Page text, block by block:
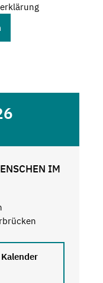
IM
Kalender